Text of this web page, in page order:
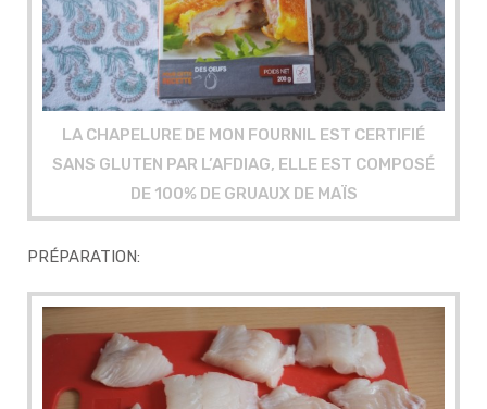
LA CHAPELURE DE MON FOURNIL EST CERTIFIÉ
SANS GLUTEN PAR L’AFDIAG, ELLE EST COMPOSÉ
DE 100% DE GRUAUX DE MAÏS
PRÉPARATION: